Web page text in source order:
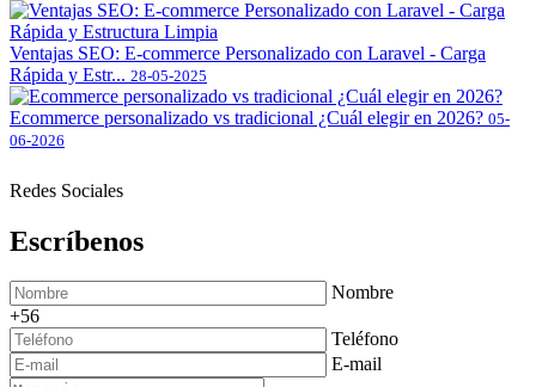
Ventajas SEO: E-commerce Personalizado con Laravel - Carga
Rápida y Estr... 28-05-2025
Ecommerce personalizado vs tradicional ¿Cuál elegir en 2026? 05-
06-2026
Redes Sociales
Escríbenos
Nombre
+56
Teléfono
E-mail